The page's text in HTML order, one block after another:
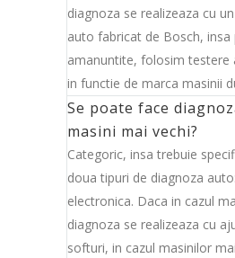
diagnoza se realizeaza cu
auto fabricat de Bosch,
amanuntite, folosim testere
in functie de marca masinii
Se poate face
masini mai vechi?
Categoric, insa trebuie
doua tipuri de diagnoza
electronica. Daca in cazul
diagnoza se realizeaza cu
softuri, in cazul masinilor